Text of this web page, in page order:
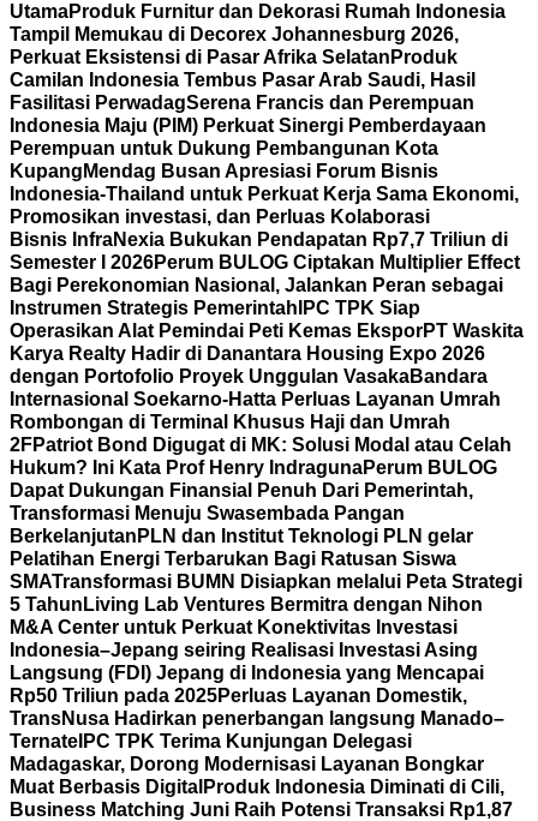
UtamaProduk Furnitur dan Dekorasi Rumah Indonesia
Tampil Memukau di Decorex Johannesburg 2026,
Perkuat Eksistensi di Pasar Afrika Selatan Produk
Camilan Indonesia Tembus Pasar Arab Saudi, Hasil
Fasilitasi PerwadagSerena Francis dan Perempuan
Indonesia Maju (PIM) Perkuat Sinergi Pemberdayaan
Perempuan untuk Dukung Pembangunan Kota
Kupang Mendag Busan Apresiasi Forum Bisnis
Indonesia-Thailand untuk Perkuat Kerja Sama Ekonomi,
Promosikan investasi, dan Perluas Kolaborasi
Bisnis InfraNexia Bukukan Pendapatan Rp7,7 Triliun di
Semester I 2026Perum BULOG Ciptakan Multiplier Effect
Bagi Perekonomian Nasional, Jalankan Peran sebagai
Instrumen Strategis Pemerintah IPC TPK Siap
Operasikan Alat Pemindai Peti Kemas EksporPT Waskita
Karya Realty Hadir di Danantara Housing Expo 2026
dengan Portofolio Proyek Unggulan VasakaBandara
Internasional Soekarno-Hatta Perluas Layanan Umrah
Rombongan di Terminal Khusus Haji dan Umrah
2FPatriot Bond Digugat di MK: Solusi Modal atau Celah
Hukum? Ini Kata Prof Henry IndragunaPerum BULOG
Dapat Dukungan Finansial Penuh Dari Pemerintah,
Transformasi Menuju Swasembada Pangan
Berkelanjutan PLN dan Institut Teknologi PLN gelar
Pelatihan Energi Terbarukan Bagi Ratusan Siswa
SMATransformasi BUMN Disiapkan melalui Peta Strategi
5 Tahun Living Lab Ventures Bermitra dengan Nihon
M&A Center untuk Perkuat Konektivitas Investasi
Indonesia–Jepang seiring Realisasi Investasi Asing
Langsung (FDI) Jepang di Indonesia yang Mencapai
Rp50 Triliun pada 2025Perluas Layanan Domestik,
TransNusa Hadirkan penerbangan langsung Manado–
Ternate IPC TPK Terima Kunjungan Delegasi
Madagaskar, Dorong Modernisasi Layanan Bongkar
Muat Berbasis Digital Produk Indonesia Diminati di Cili,
Business Matching Juni Raih Potensi Transaksi Rp1,87